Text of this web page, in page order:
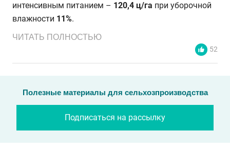
интенсивным питанием – 120,4 ц/га при уборочной
влажности 11%.
ЧИТАТЬ ПОЛНОСТЬЮ
52
Полезные материалы для сельхозпроизводства
Подписаться на рассылку